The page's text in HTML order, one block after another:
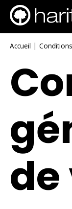
Accueil |